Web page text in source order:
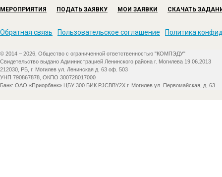
МЕРОПРИЯТИЯ ПОДАТЬ ЗАЯВКУ МОИ ЗАЯВКИ СКАЧАТЬ
Обратная связь Пользовательское соглашение Политика
© 2014 – 2026, Общество с ограниченной ответственностью "КОМПЭДУ"
Свидетельство выдано Администрацией Ленинского района г. Могилева 19.06.2013
212030, РБ, г. Могилев ул. Ленинская д. 63 оф. 503
УНП 790867878, ОКПО 300728017000
Банк: ОАО «Приорбанк» ЦБУ 300 БИК PJCBBY2X г. Могилев ул. Первомайская, д. 63